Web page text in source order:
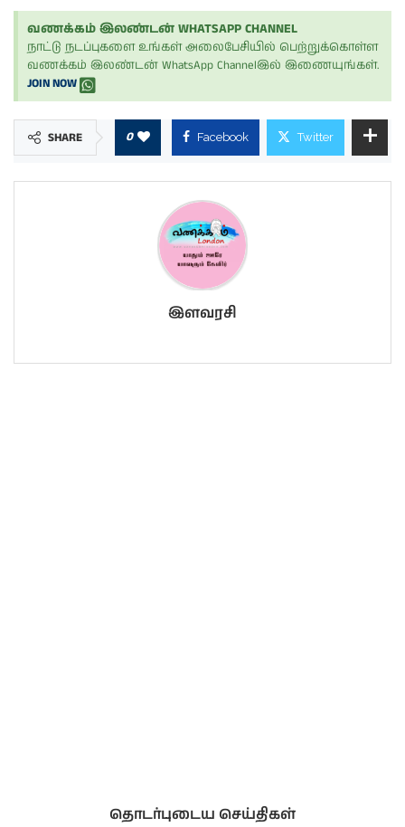
வணக்கம் இலண்டன் WHATSAPP CHANNEL
நாட்டு நடப்புகளை உங்கள் அலைபேசியில் பெற்றுக்கொள்ள
வணக்கம் இலண்டன் WhatsApp Channelஇல் இணையுங்கள்.
JOIN NOW
SHARE 0 Facebook Twitter
இளவரசி
தொடர்புடைய செய்திகள்